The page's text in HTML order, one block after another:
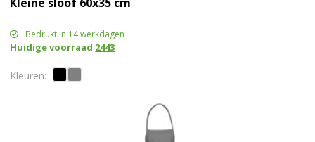
Bedrukt in 14 werkdagen
Huidige voorraad 2443